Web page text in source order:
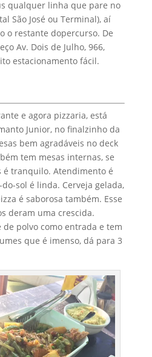
qualquer linha que pare no
São José ou Terminal), aí
o restante dopercurso. De
Av. Dois de Julho, 966,
estacionamento fácil.
e agora pizzaria, está
Junior, no finalzinho da
bem agradáveis no deck
tem mesas internas, se
é tranquilo. Atendimento é
sol é linda. Cerveja gelada,
é saborosa também. Esse
deram uma crescida.
de polvo como entrada e tem
que é imenso, dá para 3